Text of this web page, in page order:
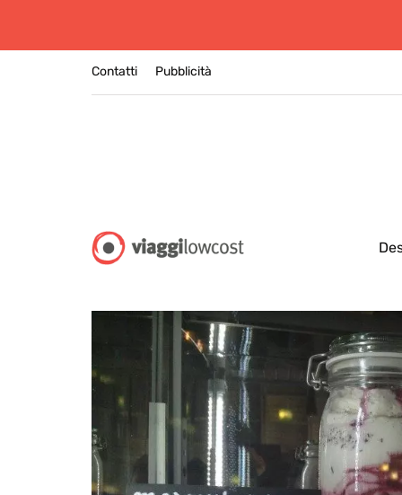
Contatti Pubblicità